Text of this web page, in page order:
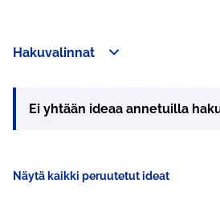
Hakuvalinnat
Ei yhtään ideaa annetuilla
Näytä kaikki peruutetut ideat